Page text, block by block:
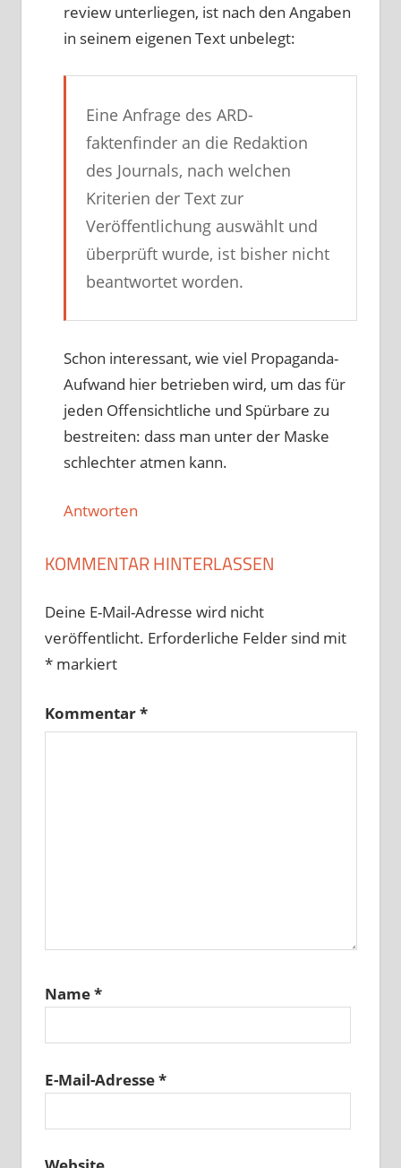
review unterliegen, ist nach den Angaben
in seinem eigenen Text unbelegt:
Eine Anfrage des ARD-
faktenfinder an die Redaktion
des Journals, nach welchen
Kriterien der Text zur
Veröffentlichung auswählt und
überprüft wurde, ist bisher nicht
beantwortet worden.
Schon interessant, wie viel Propaganda-
Aufwand hier betrieben wird, um das für
jeden Offensichtliche und Spürbare zu
bestreiten: dass man unter der Maske
schlechter atmen kann.
Antworten
KOMMENTAR HINTERLASSEN
Deine E-Mail-Adresse wird nicht
veröffentlicht. Erforderliche Felder sind mit
*markiert
Kommentar*
Name*
E-Mail-Adresse*